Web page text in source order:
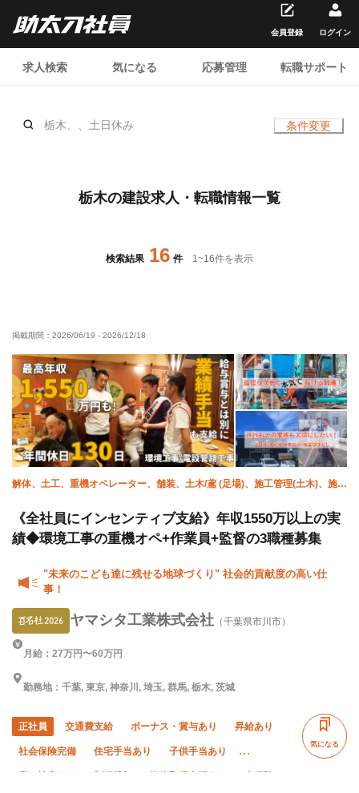
求人検索 気になる 応募管理 転職サポート
会員登録 ログイン
栃木、、土日休み 条件変更
栃木の建設求人・転職情報一覧
検索結果 16 件 1~16件を表示
掲載期間： 2026/06/19 - 2026/12/18
解体、土工、重機オペレーター、舗装、土木/鳶 (足場)、施工管理(土木)、施工
《全社員にインセンティブ支給》年収1550万以上の実
績◆環境工事の重機オペ+作業員+監督の3職種募集
"未来のこども達に残せる地球づくり" 社会的貢献度の高い仕
事！
ヤマシタ工業株式会社 （千葉県市川市）
月給：27万円〜60万円
勤務地：千葉, 東京, 神奈川, 埼玉, 群馬, 栃木, 茨城
正社員 交通費支給 ボーナス・賞与あり 昇給あり
社会保険完備 住宅手当あり 子供手当あり
寮・社宅あり 制服貸与 資格取得支援あり 未経験OK
気になる